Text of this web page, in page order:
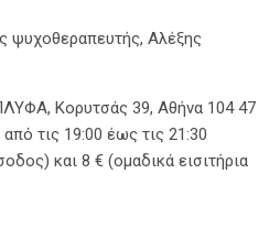
ψυχοθεραπευτής, Αλέξης
Κορυτσάς 39, Αθήνα 104 47
τις 19:00 έως τις 21:30
και 8 € (ομαδικά εισιτήρια